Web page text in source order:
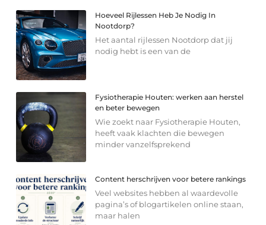
Hoeveel Rijlessen Heb Je Nodig In
Nootdorp?
Het aantal rijlessen Nootdorp dat jij
nodig hebt is een van de
Fysiotherapie Houten: werken aan herstel
en beter bewegen
Wie zoekt naar Fysiotherapie Houten,
heeft vaak klachten die bewegen
minder vanzelfsprekend
Content herschrijven voor betere rankings
Veel websites hebben al waardevolle
pagina’s of blogartikelen online staan,
maar halen